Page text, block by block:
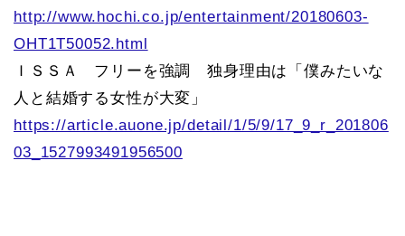
http://www.hochi.co.jp/entertainment/20180603-
OHT1T50052.html
ＩＳＳＡ フリーを強調 独身理由は「僕みたいな
人と結婚する女性が大変」
https://article.auone.jp/detail/1/5/9/17_9_r_201806
03_1527993491956500